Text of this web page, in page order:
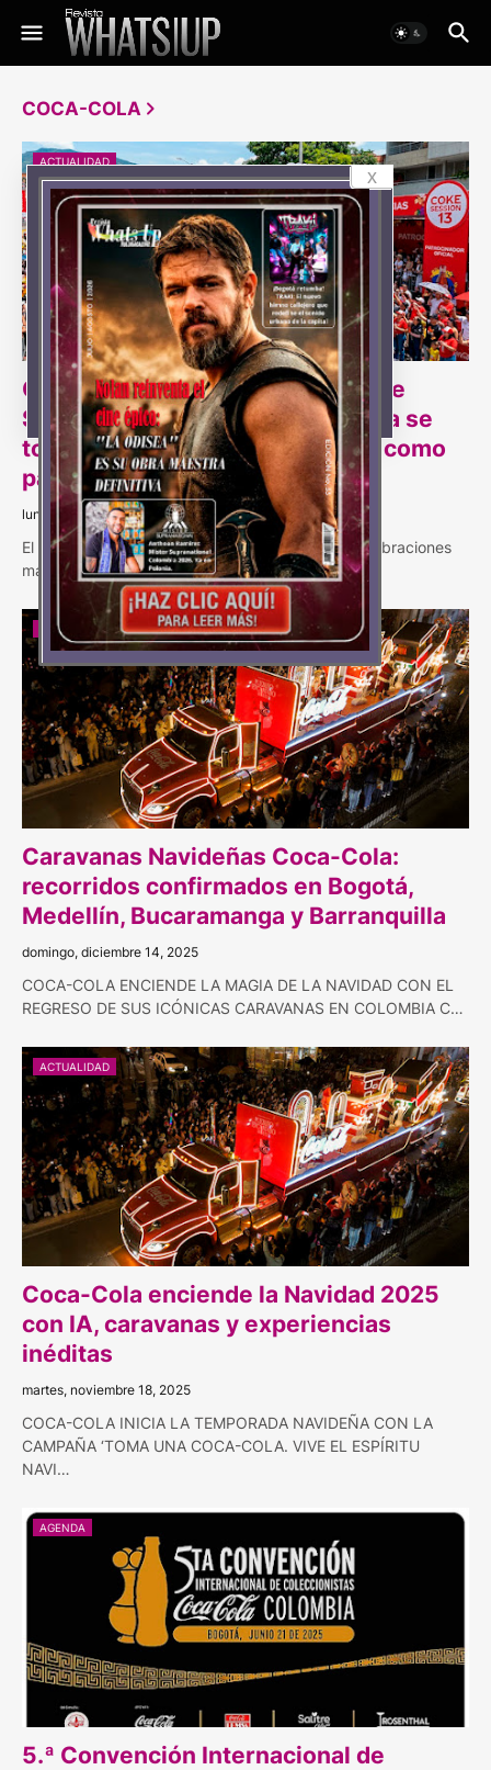
COCA-COLA
ACTUALIDAD
Con desfiles, experiencias y Coke
Session 13, el Sistema Coca-Cola se
toma la Feria de las Flores 2026 como
patrocinador oficial
lunes, agosto 03, 2026
El Sistema Coca-Cola acompañará una de las celebraciones
más representativas de Antioquia con pr…
ACTUALIDAD
Caravanas Navideñas Coca-Cola:
recorridos confirmados en Bogotá,
Medellín, Bucaramanga y Barranquilla
domingo, diciembre 14, 2025
COCA-COLA ENCIENDE LA MAGIA DE LA NAVIDAD CON EL
REGRESO DE SUS ICÓNICAS CARAVANAS EN COLOMBIA C…
ACTUALIDAD
Coca-Cola enciende la Navidad 2025
con IA, caravanas y experiencias
inéditas
martes, noviembre 18, 2025
COCA-COLA INICIA LA TEMPORADA NAVIDEÑA CON LA
CAMPAÑA ‘TOMA UNA COCA-COLA. VIVE EL ESPÍRITU
NAVI…
AGENDA
5.ª Convención Internacional de
x